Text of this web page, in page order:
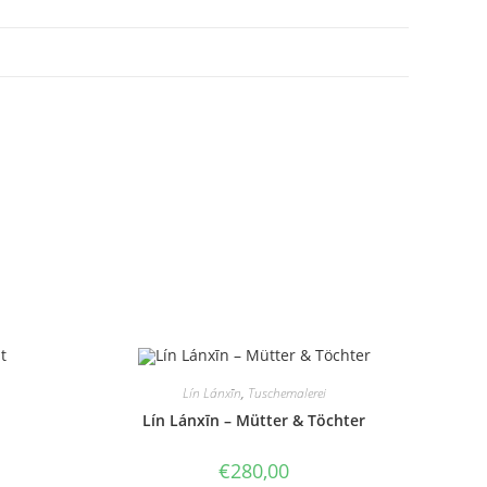
Lín Lánxīn, Tuschemalerei
Lín Lánxīn – Mütter & Töchter
€280,00